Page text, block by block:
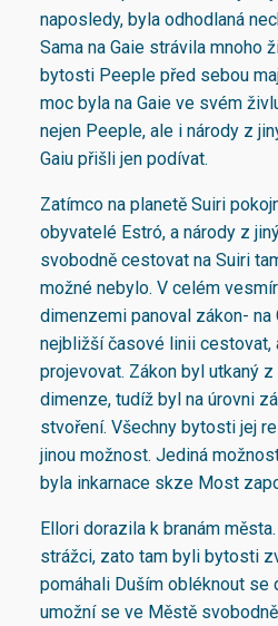
naposledy, byla odhodlaná
Sama na Gaie strávila mnoho
bytosti Peeple před sebou
moc byla na Gaie ve svém
nejen Peeple, ale i národy z
Gaiu přišli jen podívat.
Zatímco na planetě Suiri
obyvatelé Estró, a národy z
svobodně cestovat na Suiri
možné nebylo. V celém
dimenzemi panoval zákon- na
nejbližší časové linii cestovat,
projevovat. Zákon byl utkaný
dimenze, tudíž byl na úrovni
stvoření. Všechny bytosti jej
jinou možnost. Jediná
byla inkarnace skze Most
Ellori dorazila k branám
strážci, zato tam byli bytosti
pomáhali Duším obléknout se
umožní se ve Městě